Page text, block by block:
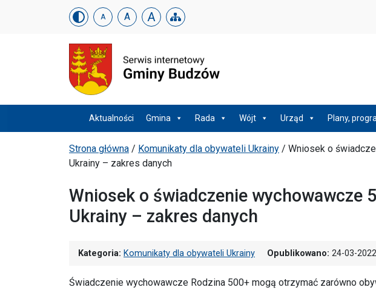
Urząd Gminy w Budzowie
Skip menu A A A
Menu główneAktualności Gmina Rada Wójt Urząd Plany,
Ścieżka powrotu
Strona główna / Komunikaty dla obywateli Ukrainy / Wniosek o
Ukrainy – zakres danych
Wniosek o świadczenie wychowawcze
Ukrainy – zakres danych
Kategoria: Komunikaty dla obywateli Ukrainy Opublikowano: 24-03-2022
Świadczenie wychowawcze Rodzina 500+ mogą otrzymać zarówno